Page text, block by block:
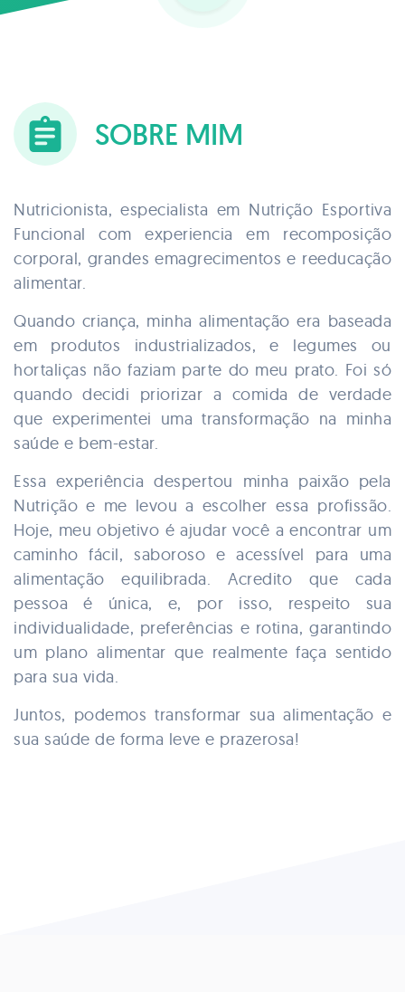
SOBRE MIM
Nutricionista, especialista em Nutrição Esportiva
Funcional com experiencia em recomposição
corporal, grandes emagrecimentos e reeducação
alimentar.
Quando criança, minha alimentação era baseada
em produtos industrializados, e legumes ou
hortaliças não faziam parte do meu prato. Foi só
quando decidi priorizar a comida de verdade
que experimentei uma transformação na minha
saúde e bem-estar.
Essa experiência despertou minha paixão pela
Nutrição e me levou a escolher essa profissão.
Hoje, meu objetivo é ajudar você a encontrar um
caminho fácil, saboroso e acessível para uma
alimentação equilibrada. Acredito que cada
pessoa é única, e, por isso, respeito sua
individualidade, preferências e rotina, garantindo
um plano alimentar que realmente faça sentido
para sua vida.
Juntos, podemos transformar sua alimentação e
sua saúde de forma leve e prazerosa!